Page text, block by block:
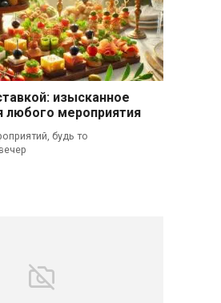
изысканное
любого мероприятия
будь то